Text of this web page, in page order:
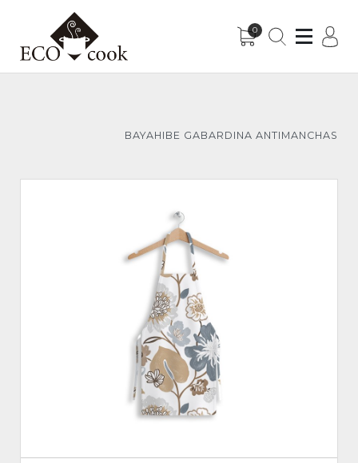
0
BAYAHIBE GABARDINA ANTIMANCHAS